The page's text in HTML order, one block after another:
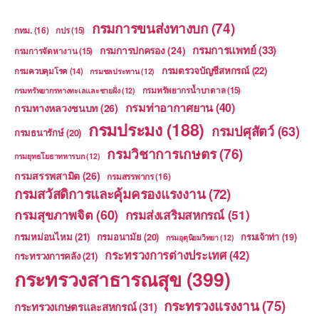
กทม.(16) กปร(15) กรมการขนส่งทางบก(74)
กรมการจัดหางาน(15) กรมการปกครอง(24) กรมการแพทย์(33)
กรมควบคุมโรค (14) กรมชลประทาน(12) กรมตรวจบัญชีสหกรณ์(22)
กรมทรัพยากรทางทะเลและชายฝั่ง(12) กรมทรัพยากรน้ำบาดาล(15)
กรมทางหลวงชนบท (26) กรมท่าอากาศยาน(40)
กรมธนารักษ์(20) กรมประมง(188) กรมปศุสัตว์(63)
กรมยุทธโยธาทหารบก(12) กรมวิชาการเกษตร(76)
กรมสรรพสามิต (26) กรมสรรพากร(16)
กรมสวัสดิการและคุ้มครองแรงงาน(72)
กรมสุขภาพจิต(60) กรมส่งเสริมสหกรณ์(51)
กรมหม่อนไหม (21) กรมอนามัย (20) กรมอุตุนิยมวิทยา(12) กรมเจ้าท่า(19)
กระทรวงการคลัง(21) กระทรวงการต่างประเทศ(42)
กระทรวงสาธารณสุข (399)
กระทรวงเกษตรและสหกรณ์(31) กระทรวงแรงงาน(75)